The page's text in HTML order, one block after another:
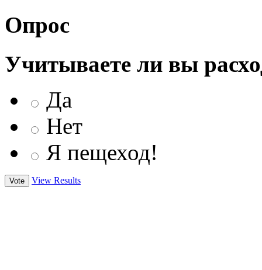
Опрос
Учитываете ли вы
Да
Нет
Я пещеход!
View Results